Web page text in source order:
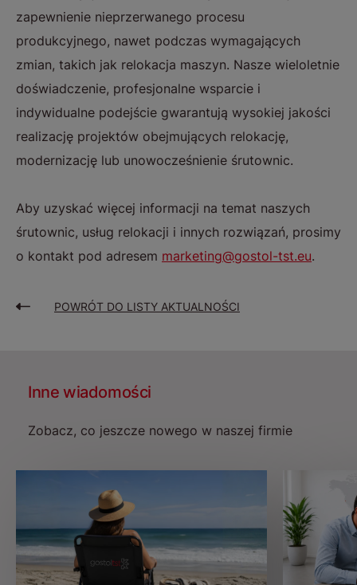
zapewnienie nieprzerwanego procesu
produkcyjnego, nawet podczas wymagających
zmian, takich jak relokacja maszyn. Nasze wieloletnie
doświadczenie, profesjonalne wsparcie i
indywidualne podejście gwarantują wysokiej jakości
realizację projektów obejmujących relokację,
modernizację lub unowocześnienie śrutownic.
Aby uzyskać więcej informacji na temat naszych
śrutownic, usług relokacji i innych rozwiązań, prosimy
o kontakt pod adresem marketing@gostol-tst.eu.
POWRÓT DO LISTY AKTUALNOŚCI
Inne wiadomości
Zobacz, co jeszcze nowego w naszej firmie